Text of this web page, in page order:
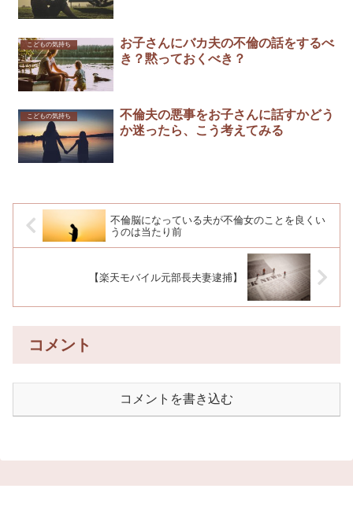
こどもの気持ち
お子さんにバカ夫の不倫の話をするべ
き？黙っておくべき？
こどもの気持ち
不倫夫の悪事をお子さんに話すかどう
か迷ったら、こう考えてみる
不倫脳になっている夫が不倫女のことを良くい
うのは当たり前
【楽天モバイル元部長夫妻逮捕】
コメント
コメントを書き込む